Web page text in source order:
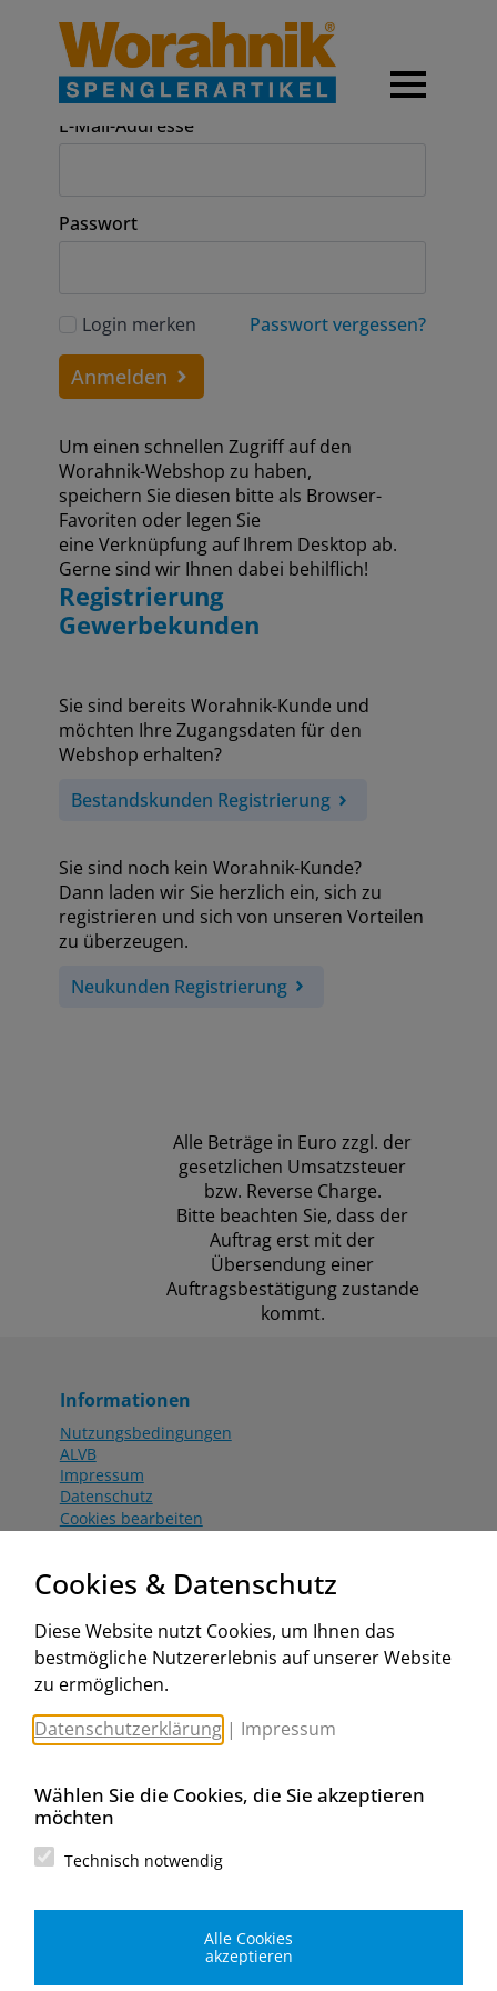
Anmeldung
E-Mail-Addresse
Passwort
Login merken Passwort vergessen?
Anmelden
Um einen schnellen Zugriff auf den
Worahnik-Webshop zu haben,
speichern Sie diesen bitte als Browser-
Favoriten oder legen Sie
eine Verknüpfung auf Ihrem Desktop ab.
Gerne sind wir Ihnen dabei behilflich!
Registrierung
Gewerbekunden
Sie sind bereits Worahnik-Kunde und
möchten Ihre Zugangsdaten für den
Webshop erhalten?
Bestandskunden Registrierung
Sie sind noch kein Worahnik-Kunde?
Dann laden wir Sie herzlich ein, sich zu
registrieren und sich von unseren Vorteilen
zu überzeugen.
Neukunden Registrierung
Alle Beträge in Euro zzgl. der
gesetzlichen Umsatzsteuer
bzw. Reverse Charge.
Bitte beachten Sie, dass der
Auftrag erst mit der
Übersendung einer
Auftragsbestätigung zustande
kommt.
Informationen
Nutzungsbedingungen
ALVB
Impressum
Datenschutz
Cookies bearbeiten
Aktionsbedingungen
www.worahnik.at
Zentrale Köttlach
Michael Worahnik GmbH
Spenglerartikel
Industriestraße 90, Köttlach
Filiale Wien
Spenglerartikel
Cookies & Datenschutz
Diese Website nutzt Cookies, um Ihnen das
bestmögliche Nutzererlebnis auf unserer Website
zu ermöglichen.
Datenschutzerklärung | Impressum
Wählen Sie die Cookies, die Sie akzeptieren
möchten
Technisch notwendig
Alle Cookies
akzeptieren